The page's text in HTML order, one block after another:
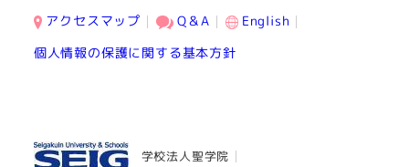
アクセスマップ Q＆A
English
個人情報の保護に関する基本方針
学校法人聖学院